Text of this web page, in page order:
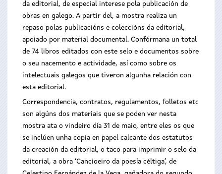
da editorial, de especial interese pola publicación de
obras en galego. A partir del, a mostra realiza un
repaso polas publicacións e coleccións da editorial,
apoiado por material documental. Confórmana un total
de 74 libros editados con este selo e documentos sobre
o seu nacemento e actividade, así como sobre os
intelectuais galegos que tiveron algunha relación con
esta editorial.
Correspondencia, contratos, regulamentos, folletos etc
son algúns dos materiais que se poden ver nesta
mostra ata o vindeiro día 31 de maio, entre eles os que
se inclúen unha copia en papel calcante dos estatutos
da creación da editorial, o taco para imprimir o selo da
editorial, a obra ‘Cancioeiro da poesía céltiga’, de